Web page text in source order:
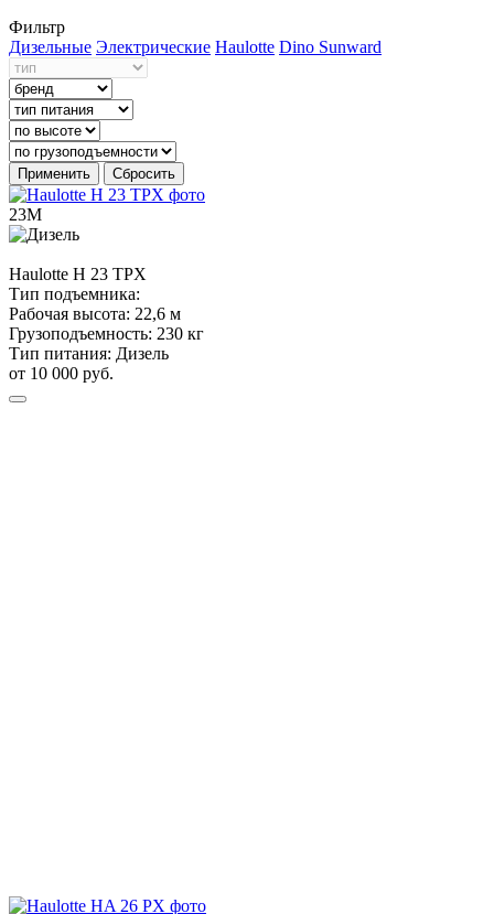
Фильтр
Дизельные Электрические Haulotte Dino Sunward
Применить Сбросить
23М
Haulotte H 23 TPX
Тип подъемника:
Рабочая высота: 22,6 м
Грузоподъемность: 230 кг
Тип питания: Дизель
от 10 000 руб.